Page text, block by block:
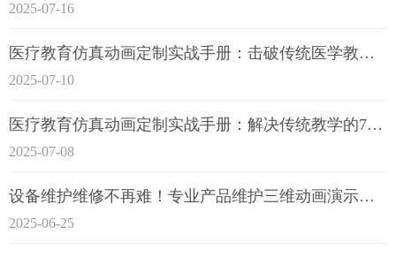
2025-07-16
医疗教育仿真动画定制实战手册：击破传统医学教育7大痛点
2025-07-10
医疗教育仿真动画定制实战手册：解决传统教学的7大痛点
2025-07-08
设备维护维修不再难！专业产品维护三维动画演示定制指南
2025-06-25